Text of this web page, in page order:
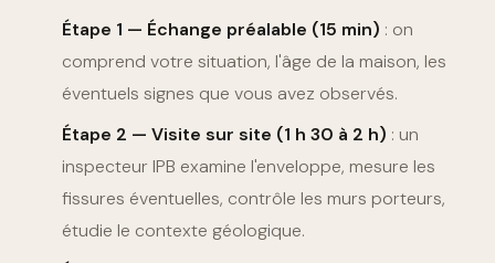
Étape 1 — Échange préalable (15 min) : on
comprend votre situation, l'âge de la maison, les
éventuels signes que vous avez observés.
Étape 2 — Visite sur site (1 h 30 à 2 h) : un
inspecteur IPB examine l'enveloppe, mesure les
fissures éventuelles, contrôle les murs porteurs,
étudie le contexte géologique.